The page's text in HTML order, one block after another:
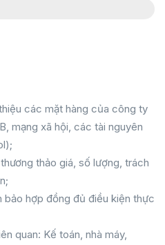
các mặt hàng của công ty
mạng xã hội, các tài nguyên
thảo giá, số lượng, trách
bảo hợp đồng đủ điều kiện thực
quan: Kế toán, nhà máy,